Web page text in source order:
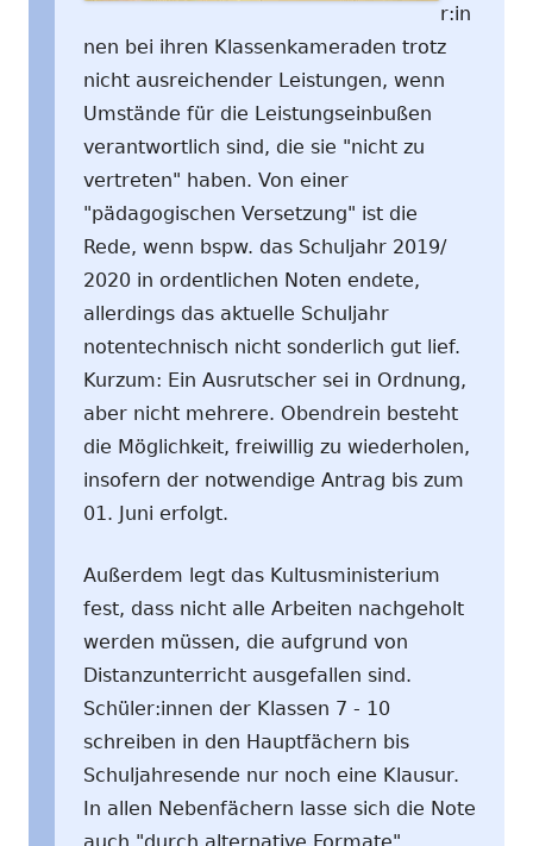
r:in
nen bei ihren Klassenkameraden trotz
nicht ausreichender Leistungen, wenn
Umstände für die Leistungseinbußen
verantwortlich sind, die sie "nicht zu
vertreten" haben. Von einer
"pädagogischen Versetzung" ist die
Rede, wenn bspw. das Schuljahr 2019/
2020 in ordentlichen Noten endete,
allerdings das aktuelle Schuljahr
notentechnisch nicht sonderlich gut lief.
Kurzum: Ein Ausrutscher sei in Ordnung,
aber nicht mehrere. Obendrein besteht
die Möglichkeit, freiwillig zu wiederholen,
insofern der notwendige Antrag bis zum
01. Juni erfolgt.
Außerdem legt das Kultusministerium
fest, dass nicht alle Arbeiten nachgeholt
werden müssen, die aufgrund von
Distanzunterricht ausgefallen sind.
Schüler:innen der Klassen 7 - 10
schreiben in den Hauptfächern bis
Schuljahresende nur noch eine Klausur.
In allen Nebenfächern lasse sich die Note